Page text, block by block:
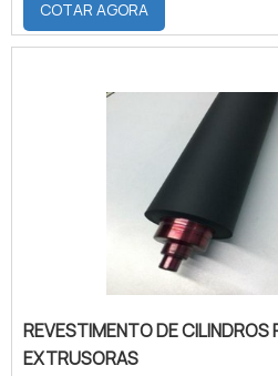
espaços físicos. Um dos
demanda por esse tipo
industriais.Por precisarem
armários duráveis e
capacidades de limpeza em
as cozinhas industriais
COTAR AGORA
REVESTIMENTO DE CILINDROS
EXTRUSORAS